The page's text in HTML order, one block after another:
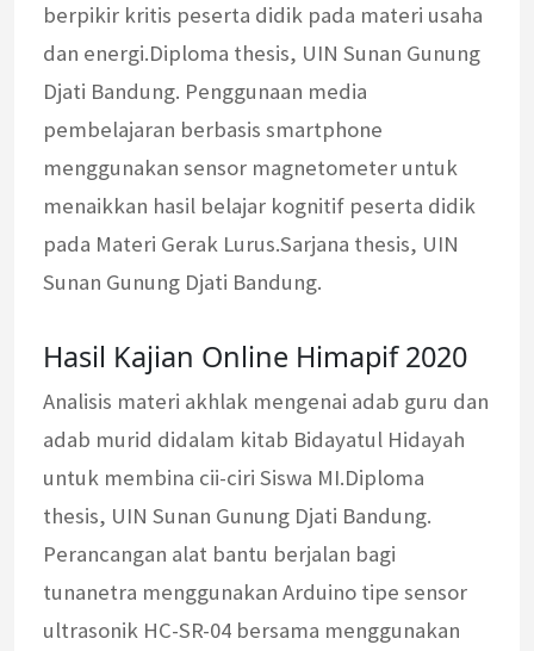
berpikir kritis peserta didik pada materi usaha
dan energi.Diploma thesis, UIN Sunan Gunung
Djati Bandung. Penggunaan media
pembelajaran berbasis smartphone
menggunakan sensor magnetometer untuk
menaikkan hasil belajar kognitif peserta didik
pada Materi Gerak Lurus.Sarjana thesis, UIN
Sunan Gunung Djati Bandung.
Hasil Kajian Online Himapif 2020
Analisis materi akhlak mengenai adab guru dan
adab murid didalam kitab Bidayatul Hidayah
untuk membina cii-ciri Siswa MI.Diploma
thesis, UIN Sunan Gunung Djati Bandung.
Perancangan alat bantu berjalan bagi
tunanetra menggunakan Arduino tipe sensor
ultrasonik HC-SR-04 bersama menggunakan